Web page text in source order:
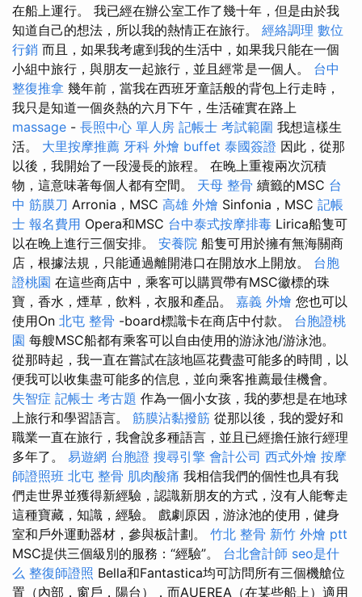
在船上運行。 我已經在辦公室工作了幾十年，但是由於我
知道自己的想法，所以我的熱情正在旅行。 經絡調理 數位
行銷 而且，如果我考慮到我的生活中，如果我只能在一個
小組中旅行，與朋友一起旅行，並且經常是一個人。 台中
整復推拿 幾年前，當我在西班牙童話般的背包上行走時，
我只是知道一個炎熱的六月下午，生活確實在路上
massage - 長照中心 單人房 記帳士 考試範圍 我想這樣生
活。 大里按摩推薦 牙科 外燴 buffet 泰國簽證 因此，從那
以後，我開始了一段漫長的旅程。 在晚上重複兩次沉積
物，這意味著每個人都有空間。 天母 整骨 續籤的MSC 台
中 筋膜刀 Arronia，MSC 高雄 外燴 Sinfonia，MSC 記帳
士 報名費用 Opera和MSC 台中泰式按摩排毒 Lirica船隻可
以在晚上進行三個安排。 安養院 船隻可用於擁有無海關商
店，根據法規，只能通過離開港口在開放水上開放。 台胞
證桃園 在這些商店中，乘客可以購買帶有MSC徽標的珠
寶，香水，煙草，飲料，衣服和產品。 嘉義 外燴 您也可以
使用On 北屯 整骨 -board標識卡在商店中付款。 台胞證桃
園 每艘MSC船都有乘客可以自由使用的游泳池/游泳池。
從那時起，我一直在嘗試在該地區花費盡可能多的時間，以
便我可以收集盡可能多的信息，並向乘客推薦最佳機會。
失智症 記帳士 考古題 作為一個小女孩，我的夢想是在地球
上旅行和學習語言。 筋膜沾黏撥筋 從那以後，我的愛好和
職業一直在旅行，我會說多種語言，並且已經擔任旅行經理
多年了。 易遊網 台胞證 搜尋引擎 會計公司 西式外燴 按摩
師證照班 北屯 整骨 肌肉酸痛 我相信我們的個性也具有我
們走世界並獲得新經驗，認識新朋友的方式，沒有人能奪走
這種寶藏，知識，經驗。 戲劇原因，游泳池的使用，健身
室和戶外運動器材，參與板計劃。 竹北 整骨 新竹 外燴 ptt
MSC提供三個級別的服務：“經驗”。 台北會計師 seo是什
么 整復師證照 Bella和Fantastica均可訪問所有三個機艙位
置（內部，窗戶，陽台），而AUEREA（在某些船上）適用